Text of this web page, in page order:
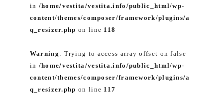
in /home/vestita/vestita.info/public_html/wp-
content/themes/composer/framework/plugins/a
q_resizer.php on line 118
Warning : Trying to access array offset on false
in /home/vestita/vestita.info/public_html/wp-
content/themes/composer/framework/plugins/a
q_resizer.php on line 117